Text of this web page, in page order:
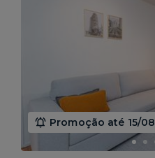
Promoção até 15/08